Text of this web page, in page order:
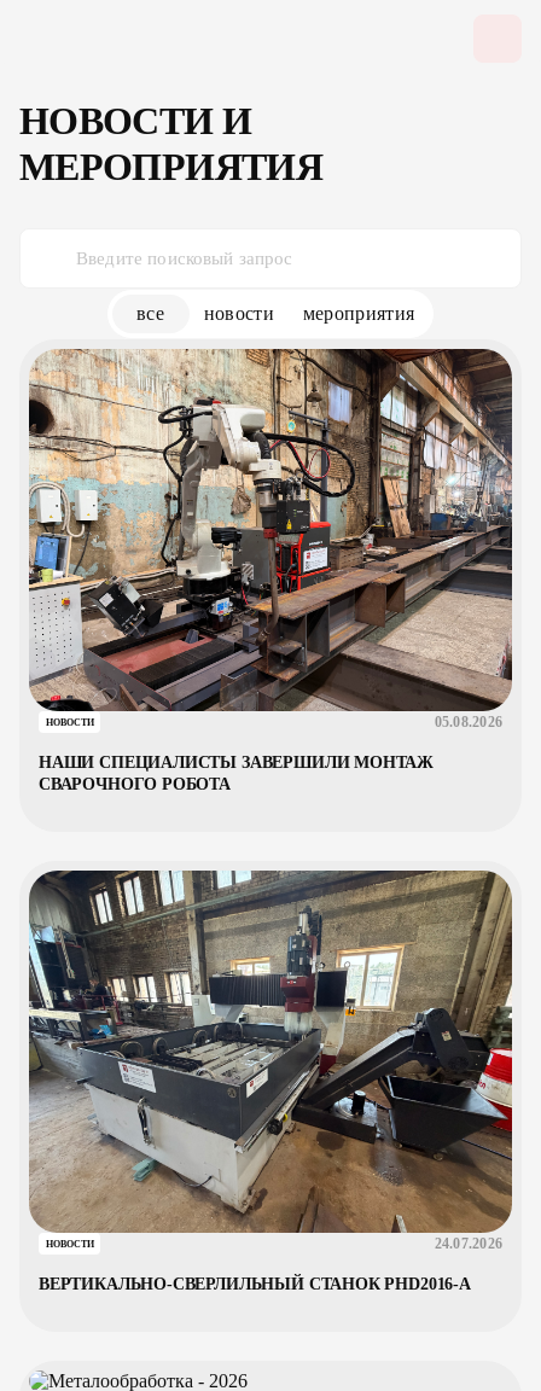
НОВОСТИ И
МЕРОПРИЯТИЯ
все новости мероприятия
НОВОСТИ 05.08.2026
НАШИ СПЕЦИАЛИСТЫ ЗАВЕРШИЛИ МОНТАЖ
СВАРОЧНОГО РОБОТА
НОВОСТИ 24.07.2026
ВЕРТИКАЛЬНО-СВЕРЛИЛЬНЫЙ СТАНОК PHD2016-A